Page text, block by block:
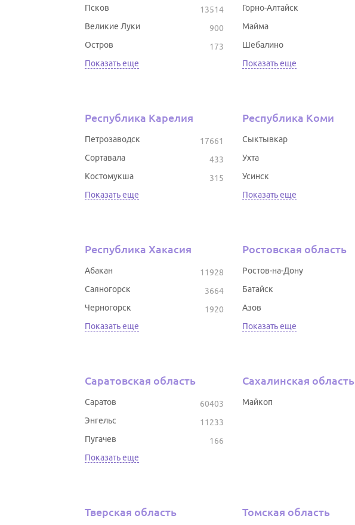
13514
Псков
900
Великие Луки
173
Остров
Показать еще
Горно-Алтайск
Майма
Шебалино
Показать еще
Республика Карелия
17661
Петрозаводск
433
Сортавала
315
Костомукша
Показать еще
Республика Коми
Сыктывкар
Ухта
Усинск
Показать еще
Республика Хакасия
11928
Абакан
3664
Саяногорск
1920
Черногорск
Показать еще
Ростовская область
Ростов-на-Дону
Батайск
Азов
Показать еще
Саратовская область
60403
Саратов
11233
Энгельс
166
Пугачев
Показать еще
Сахалинская область
Майкоп
Тверская область Томская область